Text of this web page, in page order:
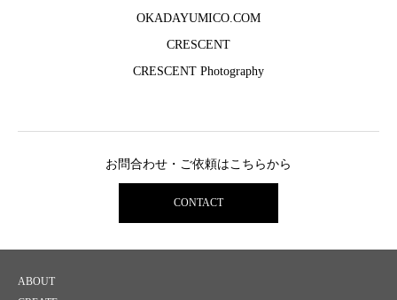
OKADAYUMICO.COM
CRESCENT
CRESCENT Photography
お問合わせ・ご依頼はこちらから
CONTACT
ABOUT